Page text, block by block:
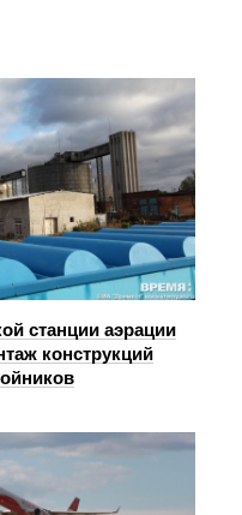
станции аэрации
конструкций